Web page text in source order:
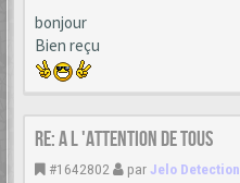
bonjour
Bien reçu
Re: A L 'ATTENTION DE TOUS
#1642802 par Jelo Detection